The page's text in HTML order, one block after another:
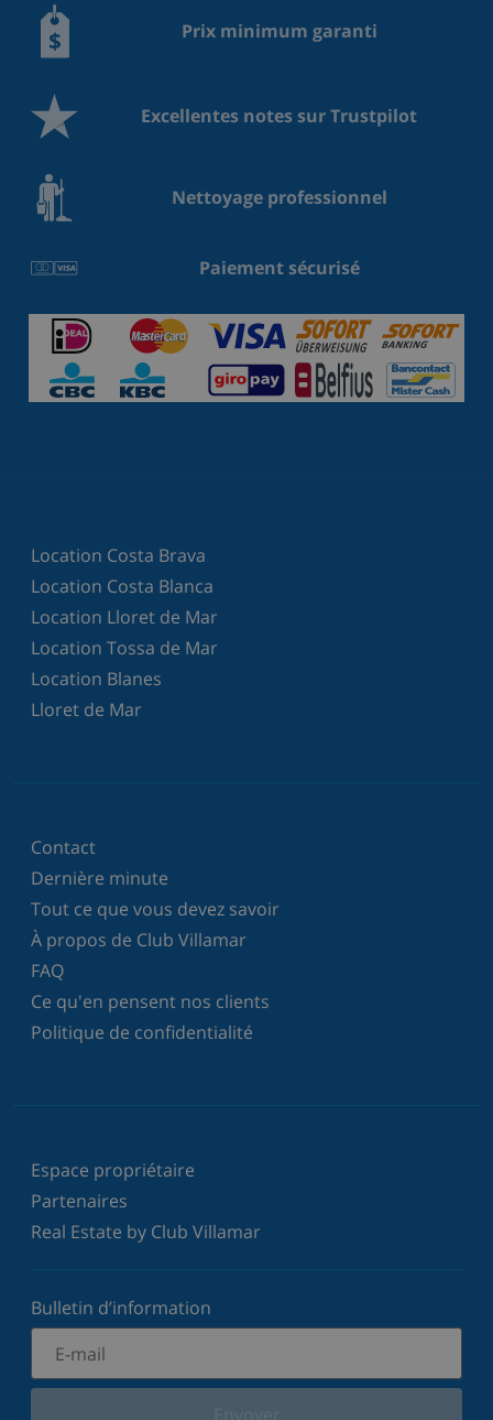
Prix minimum garanti
Excellentes notes sur Trustpilot
Nettoyage professionnel
Paiement sécurisé
Location Costa Brava
Location Costa Blanca
Location Lloret de Mar
Location Tossa de Mar
Location Blanes
Lloret de Mar
Contact
Dernière minute
Tout ce que vous devez savoir
À propos de Club Villamar
FAQ
Ce qu'en pensent nos clients
Politique de confidentialité
Espace propriétaire
Partenaires
Real Estate by Club Villamar
Bulletin d’information